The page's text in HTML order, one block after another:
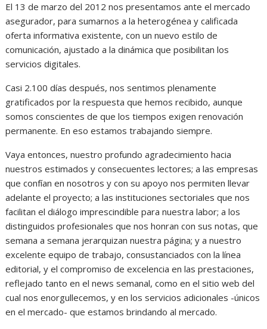
El 13 de marzo del 2012 nos presentamos ante el mercado
asegurador, para sumarnos a la heterogénea y calificada
oferta informativa existente, con un nuevo estilo de
comunicación, ajustado a la dinámica que posibilitan los
servicios digitales.
Casi 2.100 días después, nos sentimos plenamente
gratificados por la respuesta que hemos recibido, aunque
somos conscientes de que los tiempos exigen renovación
permanente. En eso estamos trabajando siempre.
Vaya entonces, nuestro profundo agradecimiento hacia
nuestros estimados y consecuentes lectores; a las empresas
que confían en nosotros y con su apoyo nos permiten llevar
adelante el proyecto; a las instituciones sectoriales que nos
facilitan el diálogo imprescindible para nuestra labor; a los
distinguidos profesionales que nos honran con sus notas, que
semana a semana jerarquizan nuestra página; y a nuestro
excelente equipo de trabajo, consustanciados con la línea
editorial, y el compromiso de excelencia en las prestaciones,
reflejado tanto en el news semanal, como en el sitio web del
cual nos enorgullecemos, y en los servicios adicionales -únicos
en el mercado- que estamos brindando al mercado.